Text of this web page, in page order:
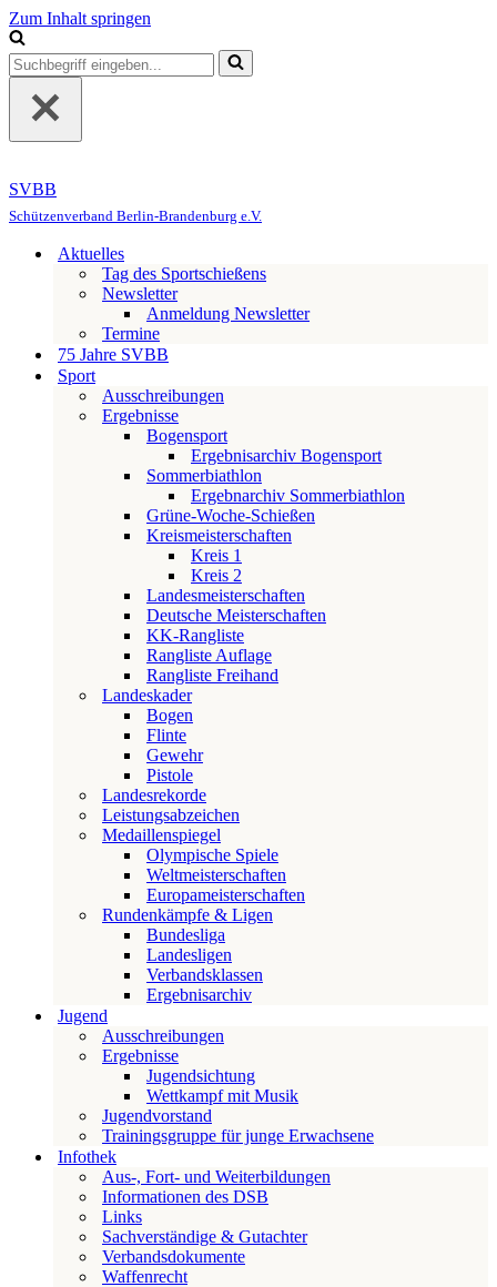
Zum Inhalt springen
Suchen
nach …
SVBB
Schützenverband Berlin-Brandenburg e.V.
Aktuelles
Tag des Sportschießens
Newsletter
Anmeldung Newsletter
Termine
75 Jahre SVBB
Sport
Ausschreibungen
Ergebnisse
Bogensport
Ergebnisarchiv Bogensport
Sommerbiathlon
Ergebnarchiv Sommerbiathlon
Grüne-Woche-Schießen
Kreismeisterschaften
Kreis 1
Kreis 2
Landesmeisterschaften
Deutsche Meisterschaften
KK-Rangliste
Rangliste Auflage
Rangliste Freihand
Landeskader
Bogen
Flinte
Gewehr
Pistole
Landesrekorde
Leistungsabzeichen
Medaillenspiegel
Olympische Spiele
Weltmeisterschaften
Europameisterschaften
Rundenkämpfe & Ligen
Bundesliga
Landesligen
Verbandsklassen
Ergebnisarchiv
Jugend
Ausschreibungen
Ergebnisse
Jugendsichtung
Wettkampf mit Musik
Jugendvorstand
Trainingsgruppe für junge Erwachsene
Infothek
Aus-, Fort- und Weiterbildungen
Informationen des DSB
Links
Sachverständige & Gutachter
Verbandsdokumente
Waffenrecht